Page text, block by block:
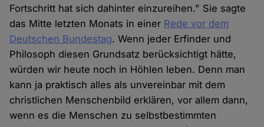
Fortschritt hat sich dahinter einzureihen." Sie sagte
das Mitte letzten Monats in einer Rede vor dem
Deutschen Bundestag. Wenn jeder Erfinder und
Philosoph diesen Grundsatz berücksichtigt hätte,
würden wir heute noch in Höhlen leben. Denn man
kann ja praktisch alles als unvereinbar mit dem
christlichen Menschenbild erklären, vor allem dann,
wenn es die Menschen zu selbstbestimmten